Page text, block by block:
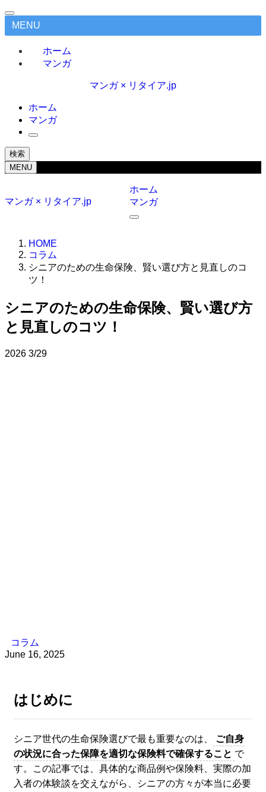
MENU
ホーム
マンガ
マンガ × リタイア.jp
ホーム
マンガ
検索
MENU
マンガ × リタイア.jp
ホーム
マンガ
HOME
コラム
シニアのための生命保険、賢い選び方と見直しのコ
ツ！
シニアのための生命保険、賢い選び方
と見直しのコツ！
2026 3/29
コラム
June 16, 2025
はじめに
シニア世代の生命保険選びで最も重要なのは、
ご自身
の状況に合った保障を適切な保険料で確保すること で
す。この記事では、具体的な商品例や保険料、実際の加
入者の体験談を交えながら、シニアの方々が本当に必要